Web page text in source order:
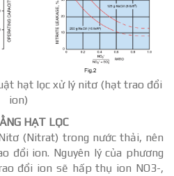
hạt lọc xử lý nitơ (hạt trao đổi
ion)
HẠT LỌC
(Nitrat) trong nước thải, nên
đổi ion. Nguyên lý của phương
đổi ion sẽ hấp thụ ion NO3-,